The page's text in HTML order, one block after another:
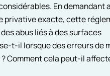
En demandant
privative exacte, cette
abus liés à des surfaces
t-il lorsque des erreurs de
Comment cela peut-il